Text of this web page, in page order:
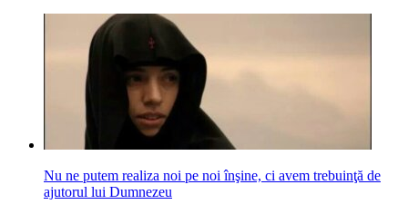
Nu ne putem realiza noi pe noi înşine, ci avem trebuinţă de
ajutorul lui Dumnezeu